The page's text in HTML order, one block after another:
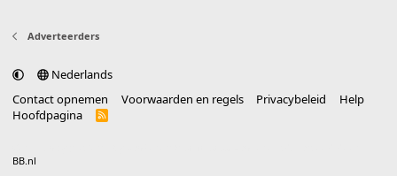
Adverteerders
Nederlands
Contact opnemen
Voorwaarden en regels Privacybeleid
Help
Hoofdpagina
R
BB.nl